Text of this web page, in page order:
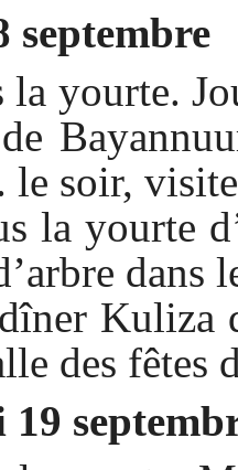
septembre
la yourte.
soir,
la yourte
dans
Kuliza
des fêtes